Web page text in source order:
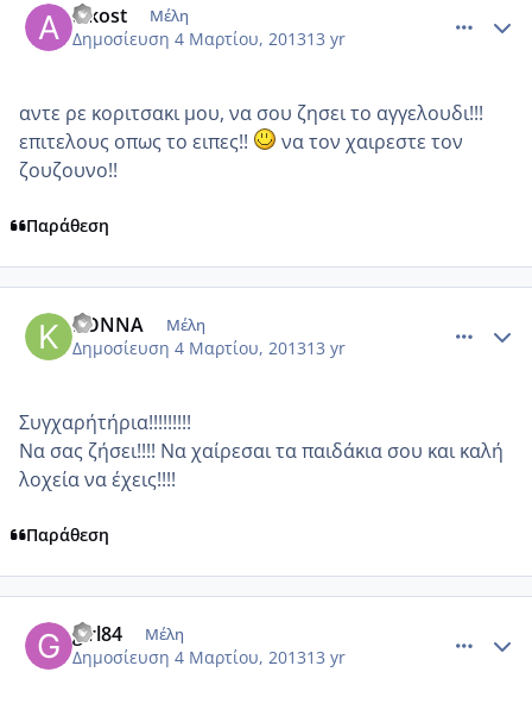
alkost Μέλη
Δημοσίευση 4 Μαρτίου, 201313 yr
αντε ρε κοριτσακι μου, να σου ζησει το αγγελουδι!!!
επιτελους οπως το ειπες!!
να τον χαιρεστε τον
ζουζουνο!!
Παράθεση
KONNA Μέλη
Δημοσίευση 4 Μαρτίου, 201313 yr
Συγχαρήτήρια!!!!!!!!!
Να σας ζήσει!!!! Να χαίρεσαι τα παιδάκια σου και καλή
λοχεία να έχεις!!!!
Παράθεση
girl84 Μέλη
Δημοσίευση 4 Μαρτίου, 201313 yr